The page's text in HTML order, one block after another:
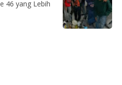
46 yang Lebih